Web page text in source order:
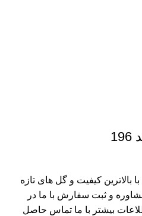
کیفیت و گل های تازه
و ثبت سفارش با ما در
بیشتر با ما تماس حاصل